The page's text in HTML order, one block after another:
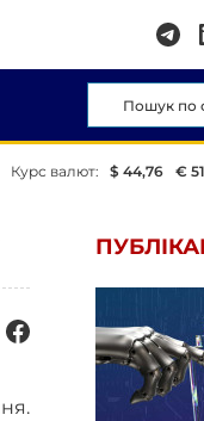
Курс валют: $ 44,76 €